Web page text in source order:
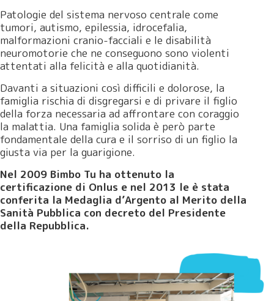
Patologie del sistema nervoso centrale come
tumori, autismo, epilessia, idrocefalia,
malformazioni cranio-facciali e le disabilità
neuromotorie che ne conseguono sono violenti
attentati alla felicità e alla quotidianità.
Davanti a situazioni così difficili e dolorose, la
famiglia rischia di disgregarsi e di privare il figlio
della forza necessaria ad affrontare con coraggio
la malattia. Una famiglia solida è però parte
fondamentale della cura e il sorriso di un figlio la
giusta via per la guarigione.
Nel 2009 Bimbo Tu ha ottenuto la
certificazione di Onlus e nel 2013 le è stata
conferita la Medaglia d’Argento al Merito della
Sanità Pubblica con decreto del Presidente
della Repubblica.